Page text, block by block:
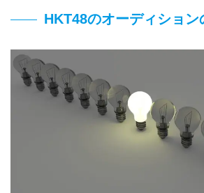
HKT48のオーディション